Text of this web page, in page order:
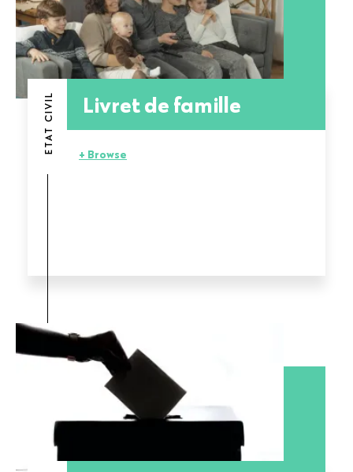
ETAT CIVIL Livret de famille
+ Browse